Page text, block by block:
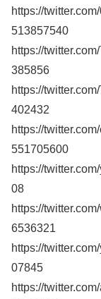
https://
513857540
https://
385856
https://
402432
https://
551705600
https://
08
https://
6536321
https://
07845
https://